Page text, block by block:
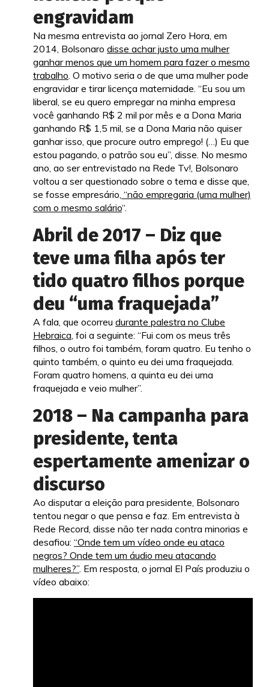
engravidam
Na mesma entrevista ao jornal Zero Hora, em
2014, Bolsonaro disse achar justo uma mulher
ganhar menos que um homem para fazer o mesmo
trabalho . O motivo seria o de que uma mulher pode
engravidar e tirar licença maternidade. “Eu sou um
liberal, se eu quero empregar na minha empresa
você ganhando R$ 2 mil por mês e a Dona Maria
ganhando R$ 1,5 mil, se a Dona Maria não quiser
ganhar isso, que procure outro emprego! (…) Eu que
estou pagando, o patrão sou eu”, disse. No mesmo
ano, ao ser entrevistado na Rede Tv!, Bolsonaro
voltou a ser questionado sobre o tema e disse que,
se fosse empresário, “não empregaria (uma mulher)
com o mesmo salário“.
Abril de 2017 – Diz que
teve uma filha após ter
tido quatro filhos porque
deu “uma fraquejada”
A fala, que ocorreu durante palestra no Clube
Hebraica , foi a seguinte: “Fui com os meus três
filhos, o outro foi também, foram quatro. Eu tenho o
quinto também, o quinto eu dei uma fraquejada.
Foram quatro homens, a quinta eu dei uma
fraquejada e veio mulher”.
2018 – Na campanha para
presidente, tenta
espertamente amenizar o
discurso
Ao disputar a eleição para presidente, Bolsonaro
tentou negar o que pensa e faz. Em entrevista à
Rede Record, disse não ter nada contra minorias e
desafiou: “Onde tem um vídeo onde eu ataco
negros? Onde tem um áudio meu atacando
mulheres?” . Em resposta, o jornal El País produziu o
vídeo abaixo: